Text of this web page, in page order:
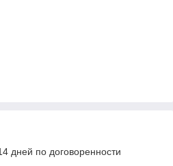
дней по договоренности